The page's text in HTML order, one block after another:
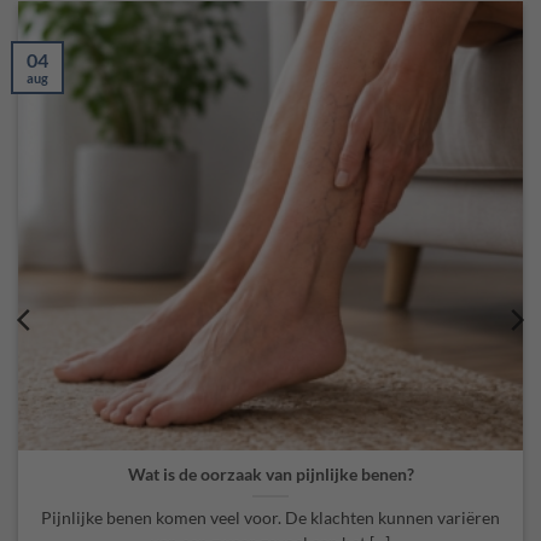
Wat is de oorzaak van pijnlijke benen?
Pijnlijke benen komen veel voor. De klachten kunnen variëren
04
aug